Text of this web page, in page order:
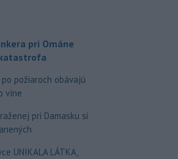
pri Ománe
požiaroch obávajú
víne
pri Damasku si
UNIKALA LÁTKA,